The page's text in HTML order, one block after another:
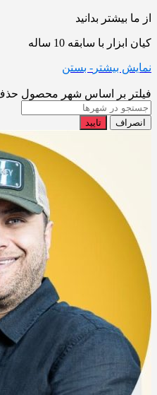
از ما بیشتر بدانید
کیان ابزار با سابقه 10 ساله
نمایش بیشتر - بستن
فیلتر بر اساس شهر محصول
انصراف تایید